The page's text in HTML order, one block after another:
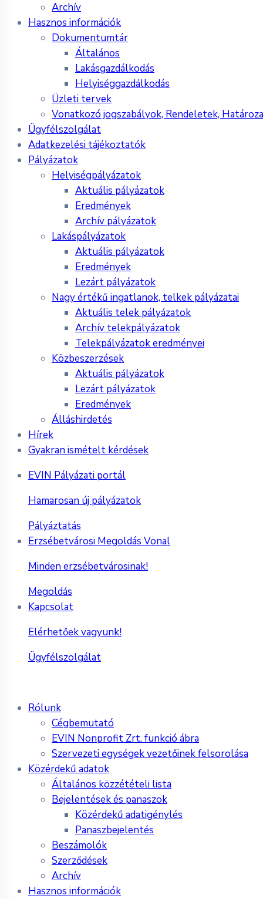
Archív
Hasznos információk
Dokumentumtár
Általános
Lakásgazdálkodás
Helyiséggazdálkodás
Üzleti tervek
Vonatkozó jogszabályok, Rendeletek,
Ügyfélszolgálat
Adatkezelési tájékoztatók
Pályázatok
Helyiségpályázatok
Aktuális pályázatok
Eredmények
Archív pályázatok
Lakáspályázatok
Aktuális pályázatok
Eredmények
Lezárt pályázatok
Nagy értékű ingatlanok, telkek pályázatai
Aktuális telek pályázatok
Archív telekpályázatok
Telekpályázatok eredményei
Közbeszerzések
Aktuális pályázatok
Lezárt pályázatok
Eredmények
Álláshirdetés
Hírek
Gyakran ismételt kérdések
EVIN Pályázati portál
Hamarosan új pályázatok
Pályáztatás
Erzsébetvárosi Megoldás Vonal
Minden erzsébetvárosinak!
Megoldás
Kapcsolat
Elérhetőek vagyunk!
Ügyfélszolgálat
Rólunk
Cégbemutató
EVIN Nonprofit Zrt. funkció ábra
Szervezeti egységek vezetőinek felsorolása
Közérdekű adatok
Általános közzétételi lista
Bejelentések és panaszok
Közérdekű adatigénylés
Panaszbejelentés
Beszámolók
Szerződések
Archív
Hasznos információk